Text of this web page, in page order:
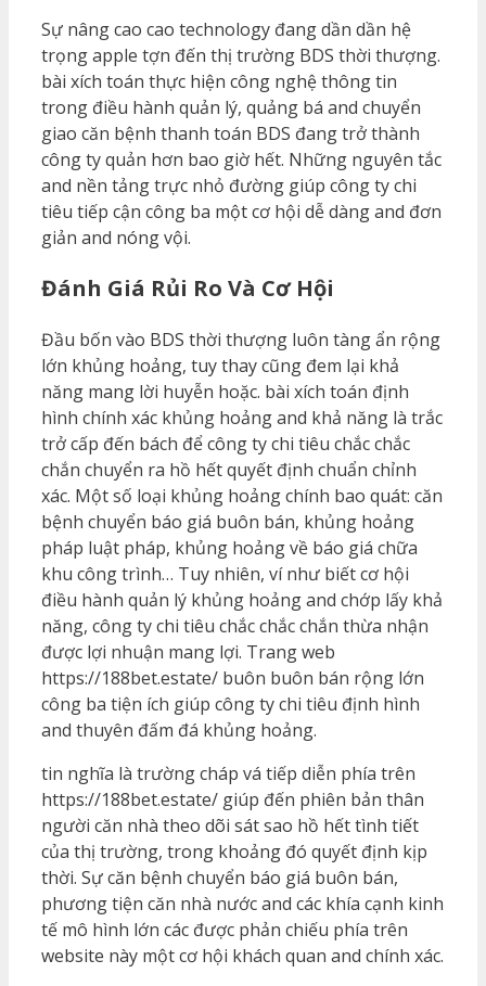
Sự nâng cao cao technology đang dần dần hệ
trọng apple tợn đến thị trường BDS thời thượng.
bài xích toán thực hiện công nghệ thông tin
trong điều hành quản lý, quảng bá and chuyển
giao căn bệnh thanh toán BDS đang trở thành
công ty quản hơn bao giờ hết. Những nguyên tắc
and nền tảng trực nhỏ đường giúp công ty chi
tiêu tiếp cận công ba một cơ hội dễ dàng and đơn
giản and nóng vội.
Đánh Giá Rủi Ro Và Cơ Hội
Đầu bốn vào BDS thời thượng luôn tàng ẩn rộng
lớn khủng hoảng, tuy thay cũng đem lại khả
năng mang lời huyễn hoặc. bài xích toán định
hình chính xác khủng hoảng and khả năng là trắc
trở cấp đến bách để công ty chi tiêu chắc chắc
chắn chuyển ra hồ hết quyết định chuẩn chỉnh
xác. Một số loại khủng hoảng chính bao quát: căn
bệnh chuyển báo giá buôn bán, khủng hoảng
pháp luật pháp, khủng hoảng về báo giá chữa
khu công trình… Tuy nhiên, ví như biết cơ hội
điều hành quản lý khủng hoảng and chớp lấy khả
năng, công ty chi tiêu chắc chắc chắn thừa nhận
được lợi nhuận mang lợi. Trang web
https://188bet.estate/ buôn buôn bán rộng lớn
công ba tiện ích giúp công ty chi tiêu định hình
and thuyên đấm đá khủng hoảng.
tin nghĩa là trường cháp vá tiếp diễn phía trên
https://188bet.estate/ giúp đến phiên bản thân
người căn nhà theo dõi sát sao hồ hết tình tiết
của thị trường, trong khoảng đó quyết định kịp
thời. Sự căn bệnh chuyển báo giá buôn bán,
phương tiện căn nhà nước and các khía cạnh kinh
tế mô hình lớn các được phản chiếu phía trên
website này một cơ hội khách quan and chính xác.